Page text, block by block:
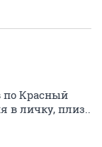
по Красный
в личку, плиз..